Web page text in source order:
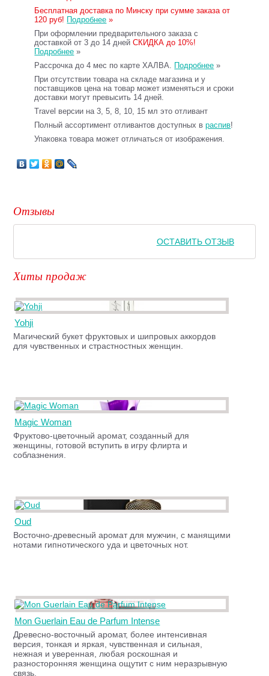
Бесплатная доставка по Минску при сумме заказа от
120 руб! Подробнее »
При оформлении предварительного заказа с
доставкой от 3 до 14 днейСКИДКА до 10%!
Подробнее »
Рассрочка до 4 мес по карте ХАЛВА. Подробнее »
При отсутствии товара на складе магазина и у
поставщиков цена на товар может изменяться и сроки
доставки могут превысить 14 дней.
Travel версии на 3, 5, 8, 10, 15 мл это отливант
Полный ассортимент отливантов доступных враспив!
Упаковка товара может отличаться от изображения.
Отзывы
ОСТАВИТЬ ОТЗЫВ
Хиты продаж
Yohji
Магический букет фруктовых и шипровых аккордов
для чувственных и страстностных женщин.
Magic Woman
Фруктово-цветочный аромат, созданный для
женщины, готовой вступить в игру флирта и
соблазнения.
Oud
Восточно-древесный аромат для мужчин, с манящими
нотами гипнотического уда и цветочных нот.
Mon Guerlain Eau de Parfum Intense
Древесно-восточный аромат, более интенсивная
версия, тонкая и яркая, чувственная и сильная,
нежная и уверенная, любая роскошная и
разносторонняя женщина ощутит с ним неразрывную
связь.